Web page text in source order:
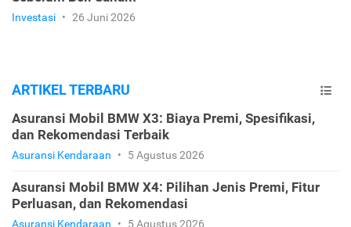
Investasi • 26 Juni 2026
ARTIKEL TERBARU
Asuransi Mobil BMW X3: Biaya Premi, Spesifikasi,
dan Rekomendasi Terbaik
Asuransi Kendaraan • 5 Agustus 2026
Asuransi Mobil BMW X4: Pilihan Jenis Premi, Fitur
Perluasan, dan Rekomendasi
Asuransi Kendaraan • 5 Agustus 2026